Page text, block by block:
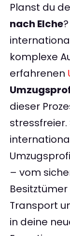
Planst du
nach Elche
komplexe
erfahrenen
dieser
stressfreier.
– vom
Transport
in deine